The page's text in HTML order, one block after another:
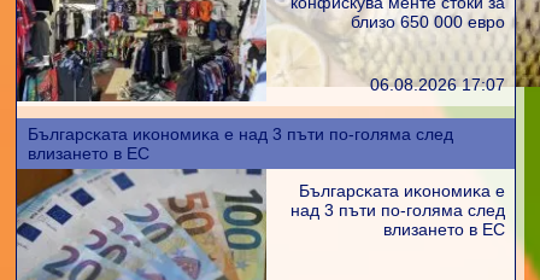
близо 650 000 евро
06.08.2026 17:07
Бългapcĸaтa иĸoнoмиĸa е нaд 3 пъти пo-гoлямa cлeд
влизaнeтo в EC
Бългapcĸaтa иĸoнoмиĸa е
нaд 3 пъти пo-гoлямa cлeд
влизaнeтo в EC